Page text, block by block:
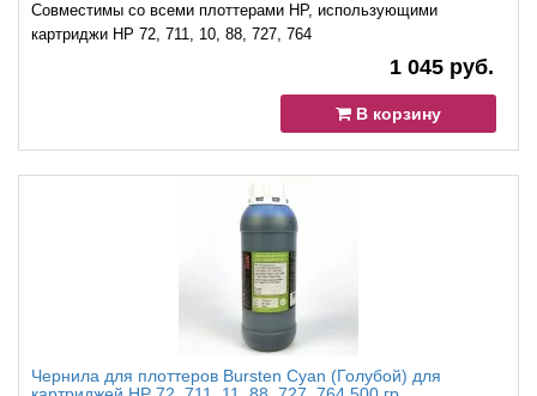
Совместимы со всеми плоттерами HP, использующими
картриджи HP 72, 711, 10, 88, 727, 764
1 045 руб.
В корзину
Чернила для плоттеров Bursten Cyan (Голубой) для